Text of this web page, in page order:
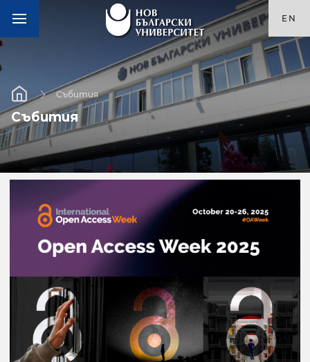
EN
Събития
Събития